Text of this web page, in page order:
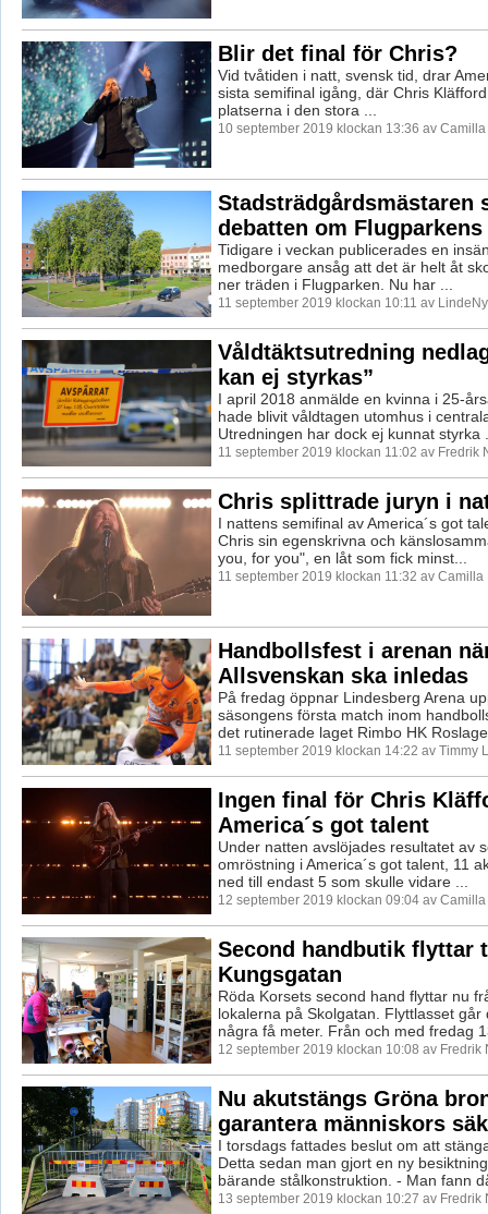
Blir det final för Chris?
Vid tvåtiden i natt, svensk tid, drar
sista semifinal igång, där Chris
platserna i den stora ...
10 september 2019 klockan 13:36 av
Stadsträdgårdsmästaren
debatten om
Tidigare i veckan publicerades en
medborgare ansåg att det är helt åt
ner träden i Flugparken. Nu har ...
11 september 2019 klockan 10:11 av
Våldtäktsutredning
kan ej styrkas”
I april 2018 anmälde en kvinna i 25-
hade blivit våldtagen utomhus i
Utredningen har dock ej kunnat styrka
11 september 2019 klockan 11:02 av Fredrik
Chris splittrade juryn i
I nattens semifinal av America´s got
Chris sin egenskrivna och
you, for you", en låt som fick minst...
11 september 2019 klockan 11:32 av Camilla
Handbollsfest i arenan
Allsvenskan ska inledas
På fredag öppnar Lindesberg Arena
säsongens första match inom
det rutinerade laget Rimbo HK
11 september 2019 klockan 14:22 av Timmy
Ingen final för Chris
America´s got talent
Under natten avslöjades resultatet av
omröstning i America´s got talent, 11
ned till endast 5 som skulle vidare ...
12 september 2019 klockan 09:04 av
Second handbutik flyttar
Kungsgatan
Röda Korsets second hand flyttar nu
lokalerna på Skolgatan. Flyttlasset går
några få meter. Från och med fredag
12 september 2019 klockan 10:08 av Fredrik
Nu akutstängs Gröna
garantera människors
I torsdags fattades beslut om att
Detta sedan man gjort en ny
bärande stålkonstruktion. - Man fann
13 september 2019 klockan 10:27 av Fredrik